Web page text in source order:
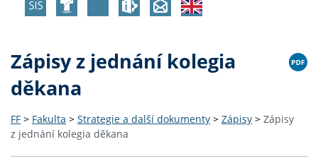
Zápisy z jednání kolegia
děkana
FF > Fakulta > Strategie a další dokumenty > Zápisy > Zápisy
z jednání kolegia děkana